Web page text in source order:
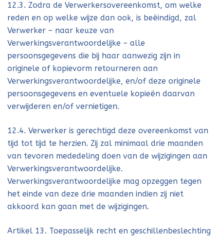
12.3. Zodra de Verwerkersovereenkomst, om welke
reden en op welke wijze dan ook, is beëindigd, zal
Verwerker – naar keuze van
Verwerkingsverantwoordelijke – alle
persoonsgegevens die bij haar aanwezig zijn in
originele of kopievorm retourneren aan
Verwerkingsverantwoordelijke, en/of deze originele
persoonsgegevens en eventuele kopieën daarvan
verwijderen en/of vernietigen.
12.4. Verwerker is gerechtigd deze overeenkomst van
tijd tot tijd te herzien. Zij zal minimaal drie maanden
van tevoren mededeling doen van de wijzigingen aan
Verwerkingsverantwoordelijke.
Verwerkingsverantwoordelijke mag opzeggen tegen
het einde van deze drie maanden indien zij niet
akkoord kan gaan met de wijzigingen.
Artikel 13. Toepasselijk recht en geschillenbeslechting